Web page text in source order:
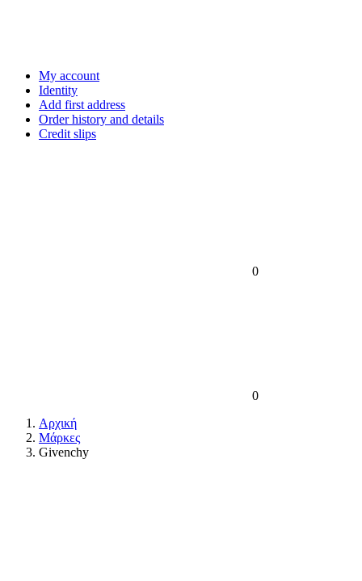
My account
Identity
Add first address
Order history and details
Credit slips
0
0
Αρχική
Μάρκες
Givenchy